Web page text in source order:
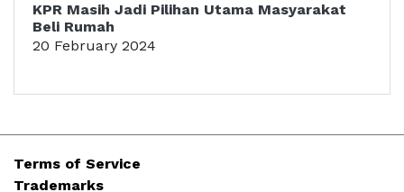
KPR Masih Jadi Pilihan Utama Masyarakat
Beli Rumah
20 February 2024
Terms of Service
Trademarks